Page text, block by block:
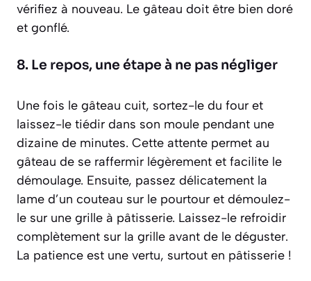
vérifiez à nouveau. Le gâteau doit être bien doré
et gonflé.
8. Le repos, une étape à ne pas négliger
Une fois le gâteau cuit, sortez-le du four et
laissez-le tiédir dans son moule pendant une
dizaine de minutes. Cette attente permet au
gâteau de se raffermir légèrement et facilite le
démoulage. Ensuite, passez délicatement la
lame d’un couteau sur le pourtour et démoulez-
le sur une grille à pâtisserie. Laissez-le refroidir
complètement sur la grille avant de le déguster.
La patience est une vertu, surtout en pâtisserie !